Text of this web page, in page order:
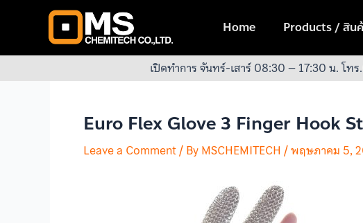
Home Products / สิน
เปิดทำการ จันทร์-เสาร์ 08:30 – 17:30 น.โท
Euro Flex Glove 3 Finger Hook
Leave a Comment/ ByMSCHEMITECH /พฤษภาคม 5,
Post
navigation